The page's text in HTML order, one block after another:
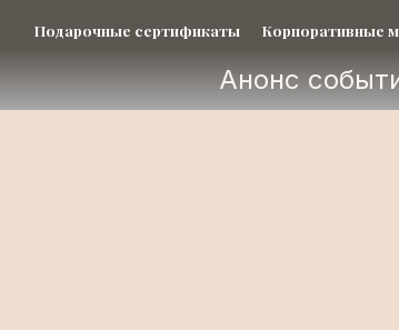
Подарочные сертификаты Корпоративные
Анонс